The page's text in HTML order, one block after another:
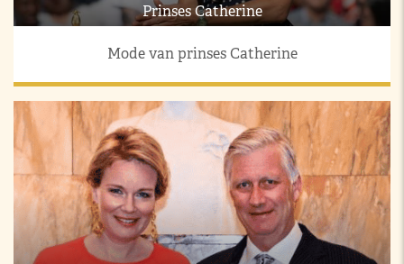
Prinses Catherine
Mode van prinses Catherine